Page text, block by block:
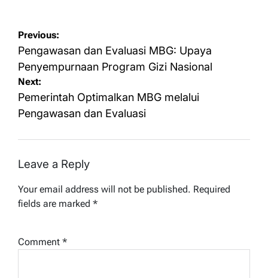
Post
navigation
Previous:
Pengawasan dan Evaluasi MBG: Upaya
Penyempurnaan Program Gizi Nasional
Next:
Pemerintah Optimalkan MBG melalui
Pengawasan dan Evaluasi
Leave a Reply
Your email address will not be published. Required
fields are marked *
Comment *